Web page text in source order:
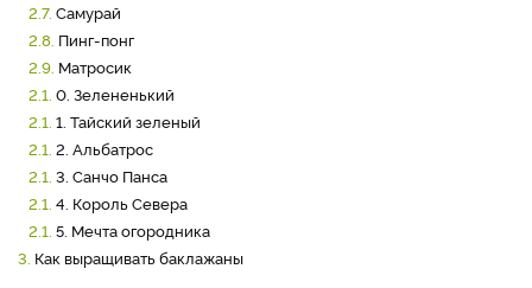
2.7. Самурай
2.8. Пинг-понг
2.9. Матросик
2.1. 0. Зелененький
2.1. 1. Тайский зеленый
2.1. 2. Альбатрос
2.1. 3. Санчо Панса
2.1. 4. Король Севера
2.1. 5. Мечта огородника
3. Как выращивать баклажаны